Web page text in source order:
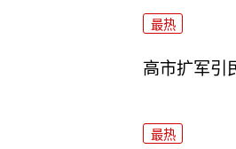
最热
高市扩军引
最热